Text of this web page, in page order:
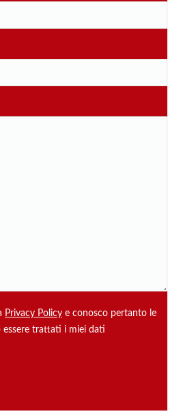
Privacy Policy e conosco pertanto le
trattati i miei dati